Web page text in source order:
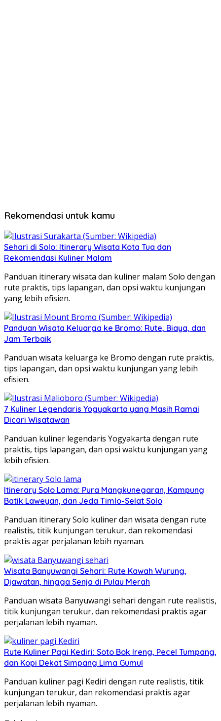
Rekomendasi untuk kamu
Sehari di Solo: Itinerary Wisata Kota Tua dan
Rekomendasi Kuliner Malam
Panduan itinerary wisata dan kuliner malam Solo dengan
rute praktis, tips lapangan, dan opsi waktu kunjungan
yang lebih efisien.
Panduan Wisata Keluarga ke Bromo: Rute, Biaya, dan
Jam Terbaik
Panduan wisata keluarga ke Bromo dengan rute praktis,
tips lapangan, dan opsi waktu kunjungan yang lebih
efisien.
7 Kuliner Legendaris Yogyakarta yang Masih Ramai
Dicari Wisatawan
Panduan kuliner legendaris Yogyakarta dengan rute
praktis, tips lapangan, dan opsi waktu kunjungan yang
lebih efisien.
Itinerary Solo Lama: Pura Mangkunegaran, Kampung
Batik Laweyan, dan Jeda Timlo-Selat Solo
Panduan itinerary Solo kuliner dan wisata dengan rute
realistis, titik kunjungan terukur, dan rekomendasi
praktis agar perjalanan lebih nyaman.
Wisata Banyuwangi Sehari: Rute Kawah Wurung,
Djawatan, hingga Senja di Pulau Merah
Panduan wisata Banyuwangi sehari dengan rute realistis,
titik kunjungan terukur, dan rekomendasi praktis agar
perjalanan lebih nyaman.
Rute Kuliner Pagi Kediri: Soto Bok Ireng, Pecel Tumpang,
dan Kopi Dekat Simpang Lima Gumul
Panduan kuliner pagi Kediri dengan rute realistis, titik
kunjungan terukur, dan rekomendasi praktis agar
perjalanan lebih nyaman.